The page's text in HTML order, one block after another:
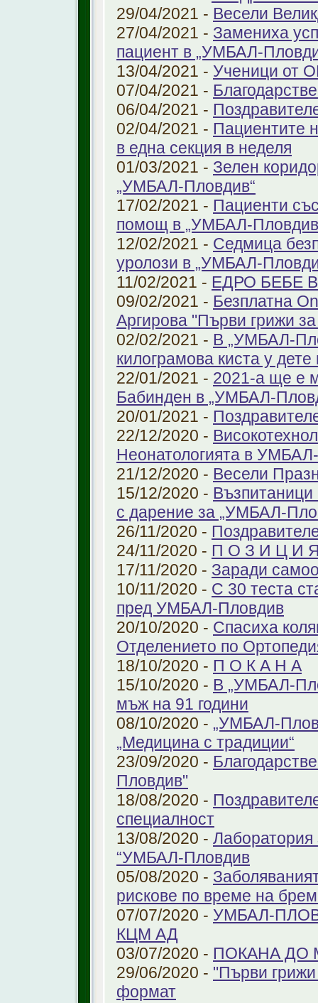
29/04/2021 - Весели
27/04/2021 - Замениха
пациент в „УМБАЛ-
13/04/2021 - Ученици от
07/04/2021 -
06/04/2021 -
02/04/2021 - Пациентите
в една секция в неделя
01/03/2021 - Зелен
„УМБАЛ-Пловдив“
17/02/2021 - Пациенти
помощ в „УМБАЛ-
12/02/2021 - Седмица
уролози в „УМБАЛ-
11/02/2021 - ЕДРО БЕБЕ
09/02/2021 - Безплатна
Аргирова "Първи грижи
02/02/2021 - В „УМБАЛ-
килограмова киста у дете
22/01/2021 - 2021-а ще е
Бабинден в „УМБАЛ-
20/01/2021 -
22/12/2020 -
Неонатологията в
21/12/2020 - Весели
15/12/2020 -
с дарение за „УМБАЛ-
26/11/2020 -
24/11/2020 - П О З И Ц И
17/11/2020 - Заради
10/11/2020 - С 30 теста
пред УМБАЛ-Пловдив
20/10/2020 - Спасиха
Отделението по
18/10/2020 - П О К А Н А
15/10/2020 - В „УМБАЛ-
мъж на 91 години
08/10/2020 - „УМБАЛ-
„Медицина с традиции“
23/09/2020 -
Пловдив"
18/08/2020 -
специалност
13/08/2020 - Лаборатория
“УМБАЛ-Пловдив
05/08/2020 -
рискове по време на
07/07/2020 - УМБАЛ-
КЦМ АД
03/07/2020 - ПОКАНА ДО
29/06/2020 - "Първи
формат